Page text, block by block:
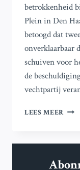
betrokkenheid
Plein in Den
betoogd dat
onverklaarbaar
schuiven voor
de
vechtpartij
LEES MEER
OP
IN